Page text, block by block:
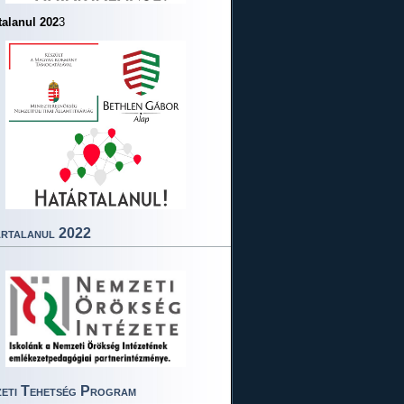
2023
2022
Tehetség Program